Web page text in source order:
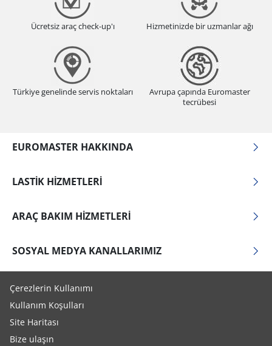
Ücretsiz araç check-up'ı Hizmetinizde bir uzmanlar ağı
Türkiye genelinde servis noktaları
Avrupa çapında Euromaster
tecrübesi
EUROMASTER HAKKINDA
LASTIK HIZMETLERI
ARAÇ BAKIM HIZMETLERI
SOSYAL MEDYA KANALLARIMIZ
Çerezlerin Kullanımı
Kullanım Koşulları
Site Haritası
Bize ulaşın